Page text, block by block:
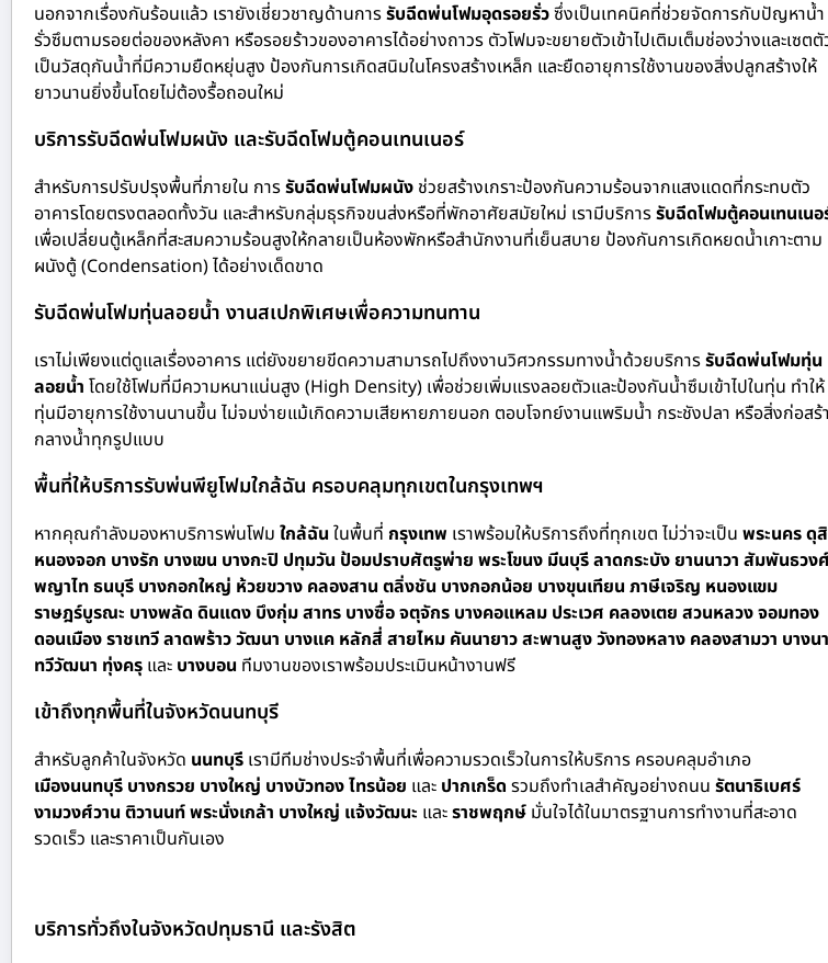
นอกจากเรื่องกันร้อนแล้ว เรายังเชี่ยวชาญด้านการรับฉีดพ่นโฟมอุดรอยรั่วซึ่งเป็นเทคนิคที่ช่วยจัดการกับปัญหาน้ำ
รั่วซึมตามรอยต่อของหลังคา หรือรอยร้าวของอาคารได้อย่างถาวร ตัวโฟมจะขยายตัวเข้าไปเติมเต็มช่องว่างและเซตตั
เป็นวัสดุกันน้ำที่มีความยืดหยุ่นสูง ป้องกันการเกิดสนิมในโครงสร้างเหล็ก และยืดอายุการใช้งานของสิ่งปลูกสร้างให้
ยาวนานยิ่งขึ้นโดยไม่ต้องรื้อถอนใหม่
บริการรับฉีดพ่นโฟมผนัง และรับฉีดโฟมตู้คอนเทนเนอร์
สำหรับการปรับปรุงพื้นที่ภายใน การรับฉีดพ่นโฟมผนัง ช่วยสร้างเกราะป้องกันความร้อนจากแสงแดดที่กระทบตัว
อาคารโดยตรงตลอดทั้งวัน และสำหรับกลุ่มธุรกิจขนส่งหรือที่พักอาศัยสมัยใหม่ เรามีบริการรับฉีดโฟมตู้คอนเทนเนอ
เพื่อเปลี่ยนตู้เหล็กที่สะสมความร้อนสูงให้กลายเป็นห้องพักหรือสำนักงานที่เย็นสบาย ป้องกันการเกิดหยดน้ำเกาะตาม
ผนังตู้ (Condensation) ได้อย่างเด็ดขาด
รับฉีดพ่นโฟมทุ่นลอยน้ำ งานสเปกพิเศษเพื่อความทนทาน
เราไม่เพียงแต่ดูแลเรื่องอาคาร แต่ยังขยายขีดความสามารถไปถึงงานวิศวกรรมทางน้ำด้วยบริการรับฉีดพ่นโฟมทุ่น
ลอยน้ำ โดยใช้โฟมที่มีความหนาแน่นสูง (High Density) เพื่อช่วยเพิ่มแรงลอยตัวและป้องกันน้ำซึมเข้าไปในทุ่น ทำให้
ทุ่นมีอายุการใช้งานนานขึ้น ไม่จมง่ายแม้เกิดความเสียหายภายนอก ตอบโจทย์งานแพริมน้ำ กระชังปลา หรือสิ่งก่อสร้
กลางน้ำทุกรูปแบบ
พื้นที่ให้บริการรับพ่นพียูโฟมใกล้ฉัน ครอบคลุมทุกเขตในกรุงเทพฯ
หากคุณกำลังมองหาบริการพ่นโฟม ใกล้ฉัน ในพื้นที่ กรุงเทพ เราพร้อมให้บริการถึงที่ทุกเขต ไม่ว่าจะเป็น พระนคร ดุ
หนองจอก บางรัก บางเขน บางกะปิ ปทุมวัน ป้อมปราบศัตรูพ่าย พระโขนง มีนบุรี ลาดกระบัง ยานนาวา สัมพันธวงศ์
พญาไท ธนบุรี บางกอกใหญ่ ห้วยขวาง คลองสาน ตลิ่งชัน บางกอกน้อย บางขุนเทียน ภาษีเจริญ หนองแขม
ราษฎร์บูรณะ บางพลัด ดินแดง บึงกุ่ม สาทร บางซื่อ จตุจักร บางคอแหลม ประเวศ คลองเตย สวนหลวง จอมทอง
ดอนเมือง ราชเทวี ลาดพร้าว วัฒนา บางแค หลักสี่ สายไหม คันนายาว สะพานสูง วังทองหลาง คลองสามวา บางนา
ทวีวัฒนา ทุ่งครุ และ บางบอน ทีมงานของเราพร้อมประเมินหน้างานฟรี
เข้าถึงทุกพื้นที่ในจังหวัดนนทบุรี
สำหรับลูกค้าในจังหวัด นนทบุรี เรามีทีมช่างประจำพื้นที่เพื่อความรวดเร็วในการให้บริการ ครอบคลุมอำเภอ
เมืองนนทบุรี บางกรวย บางใหญ่ บางบัวทอง ไทรน้อย และ ปากเกร็ด รวมถึงทำเลสำคัญอย่างถนน รัตนาธิเบศร์
งามวงศ์วาน ติวานนท์ พระนั่งเกล้า บางใหญ่ แจ้งวัฒนะ และราชพฤกษ์ มั่นใจได้ในมาตรฐานการทำงานที่สะอาด
รวดเร็ว และราคาเป็นกันเอง
บริการทั่วถึงในจังหวัดปทุมธานี และรังสิต